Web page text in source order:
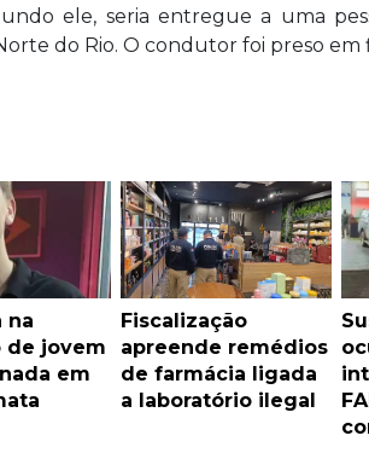
ele, seria entregue a uma
do Rio. O condutor foi preso em
na
de jovem
em
Fiscalização
apreende remédios
de farmácia ligada
a laboratório ilegal